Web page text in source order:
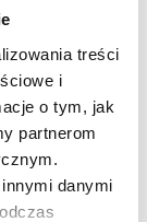
treści
i
o tym, jak
partnerom
danymi